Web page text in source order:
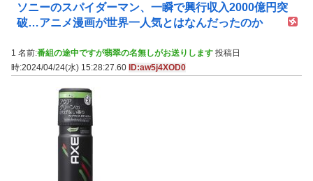
ソニーのスパイダーマン、一瞬で興行収入2000億円突
破…アニメ漫画が世界一人気とはなんだったのか
1 名前:番組の途中ですが翡翠の名無しがお送りします 投稿日
時:2024/04/24(水) 15:28:27.60 ID:aw5j4XOD0